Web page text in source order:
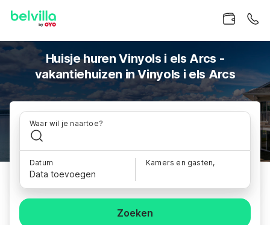
Huisje huren Vinyols i els Arcs -
vakantiehuizen in Vinyols i els Arcs
Waar wil je naartoe?
Datum
Data toevoegen
Kamers en gasten,
Zoeken